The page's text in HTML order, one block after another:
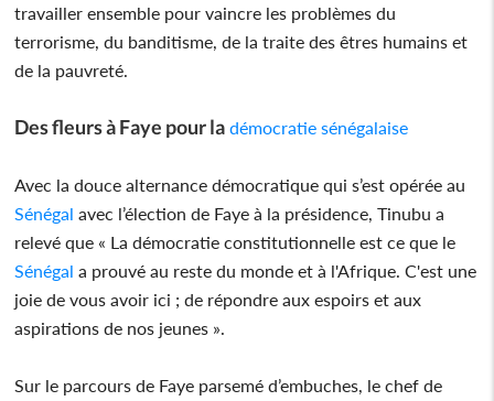
travailler ensemble pour vaincre les problèmes du
terrorisme, du banditisme, de la traite des êtres humains et
de la pauvreté.
Des fleurs à Faye pour la démocratie sénégalaise
Avec la douce alternance démocratique qui s’est opérée au
Sénégal avec l’élection de Faye à la présidence, Tinubu a
relevé que « La démocratie constitutionnelle est ce que le
Sénégal a prouvé au reste du monde et à l'Afrique. C'est une
joie de vous avoir ici ; de répondre aux espoirs et aux
aspirations de nos jeunes ».
Sur le parcours de Faye parsemé d’embuches, le chef de